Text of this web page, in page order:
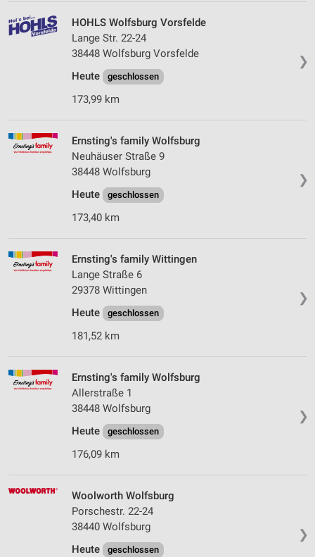
❯
HOHLS Wolfsburg Vorsfelde
Lange Str. 22-24
38448 Wolfsburg Vorsfelde
Heute
geschlossen
173,99 km
❯
Ernsting's family Wolfsburg
Neuhäuser Straße 9
38448 Wolfsburg
Heute
geschlossen
173,40 km
❯
Ernsting's family Wittingen
Lange Straße 6
29378 Wittingen
Heute
geschlossen
181,52 km
❯
Ernsting's family Wolfsburg
Allerstraße 1
38448 Wolfsburg
Heute
geschlossen
176,09 km
❯
Woolworth Wolfsburg
Porschestr. 22-24
38440 Wolfsburg
Heute
geschlossen